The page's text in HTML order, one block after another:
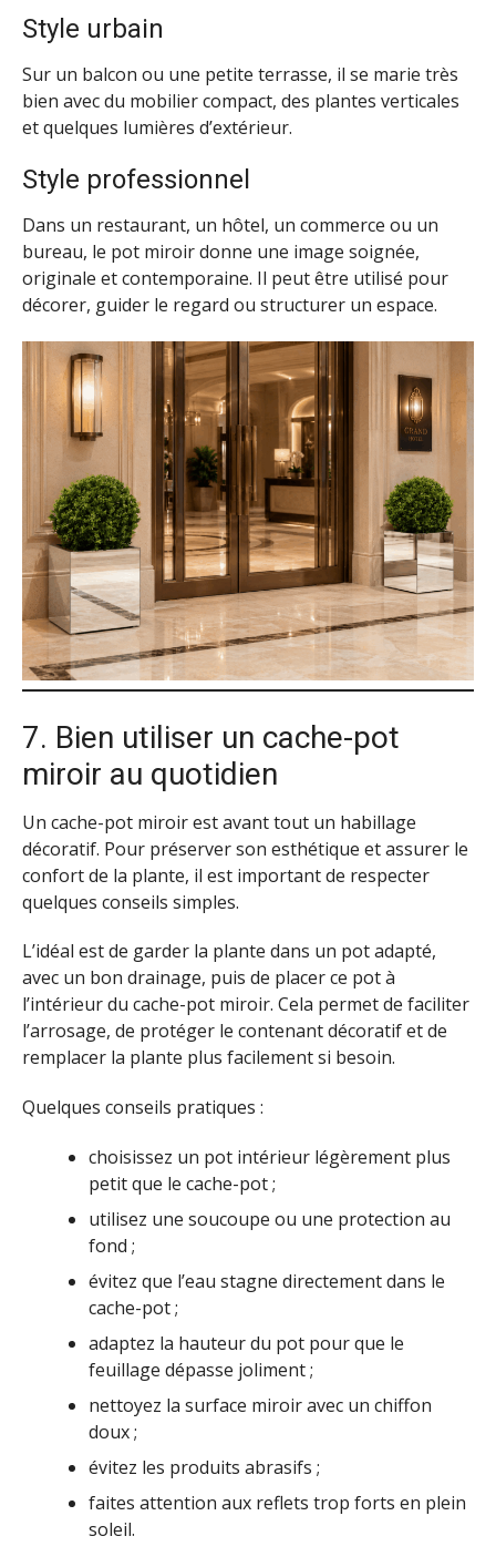
Style urbain
Sur un balcon ou une petite terrasse, il se marie très
bien avec du mobilier compact, des plantes verticales
et quelques lumières d’extérieur.
Style professionnel
Dans un restaurant, un hôtel, un commerce ou un
bureau, le pot miroir donne une image soignée,
originale et contemporaine. Il peut être utilisé pour
décorer, guider le regard ou structurer un espace.
7. Bien utiliser un cache-pot
miroir au quotidien
Un cache-pot miroir est avant tout un habillage
décoratif. Pour préserver son esthétique et assurer le
confort de la plante, il est important de respecter
quelques conseils simples.
L’idéal est de garder la plante dans un pot adapté,
avec un bon drainage, puis de placer ce pot à
l’intérieur du cache-pot miroir. Cela permet de faciliter
l’arrosage, de protéger le contenant décoratif et de
remplacer la plante plus facilement si besoin.
Quelques conseils pratiques :
choisissez un pot intérieur légèrement plus
petit que le cache-pot ;
utilisez une soucoupe ou une protection au
fond ;
évitez que l’eau stagne directement dans le
cache-pot ;
adaptez la hauteur du pot pour que le
feuillage dépasse joliment ;
nettoyez la surface miroir avec un chiffon
doux ;
évitez les produits abrasifs ;
faites attention aux reflets trop forts en plein
soleil.